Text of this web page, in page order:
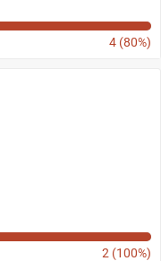
4 (80%)
2 (100%)